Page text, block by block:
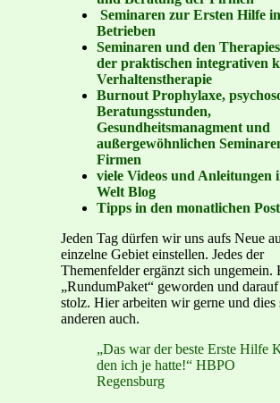
Seminaren zur Ersten Hilfe in
Betrieben
Seminaren und den
der praktischen integrativen
Verhaltenstherapie
Burnout Prophylaxe,
Beratungsstunden,
Gesundheitsmanagment und
außergewöhnlichen
Firmen
viele Videos und Anleitungen
Welt Blog
Tipps in den monatlichen
Jeden Tag dürfen wir uns aufs Neue
einzelne Gebiet einstellen. Jedes der
Themenfelder ergänzt sich ungemein.
„RundumPaket“ geworden und
stolz. Hier arbeiten wir gerne und dies
anderen auch.
„Das war der beste Erste Hilfe
den ich je hatte!“ HBPO
Regensburg